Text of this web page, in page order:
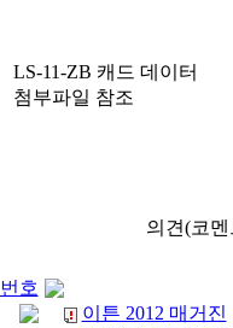
LS-11-ZB 캐드 데이터
첨부파일 참조
의견(코
번호
이튼 2012 매거진